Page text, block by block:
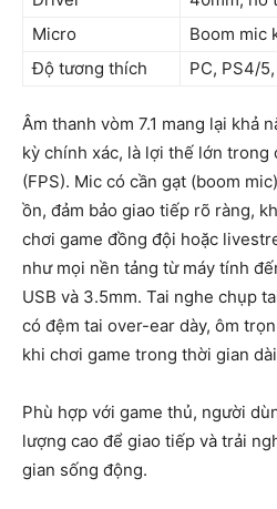
Micro
Boom mic
Độ tương thích
PC, PS4/
Âm thanh vòm 7.1 mang lại khả
kỳ chính xác, là lợi thế lớn trong
(FPS). Mic có cần gạt (boom
ồn, đảm bảo giao tiếp rõ ràng,
chơi game đồng đội hoặc
như mọi nền tảng từ máy tính
USB và 3.5mm. Tai nghe chụp
có đệm tai over-ear dày, ôm
khi chơi game trong thời gian
Phù hợp với game thủ, người
lượng cao để giao tiếp và trải
gian sống động.